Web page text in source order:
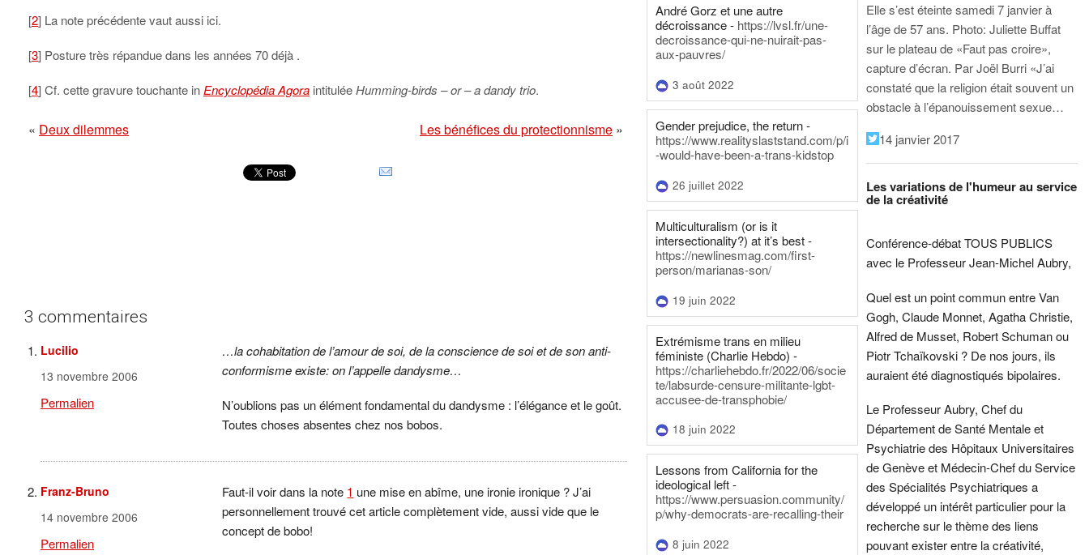
[2] La note précédente vaut aussi ici.
[3] Posture très répandue dans les années 70 déjà .
[4] Cf. cette gravure touchante in Encyclopédia Agora intituléeHumming-birds – or – a dandy trio.
« Deux dilemmes Les bénéfices du protectionnisme»
3 commentaires
Lucilio
13 novembre 2006
Permalien
…la cohabitation de l’amour de soi, de la conscience de soi et de son anti-
conformisme existe: on l’appelle dandysme…
N’oublions pas un élément fondamental du dandysme : l’élégance et le goût.
Toutes choses absentes chez nos bobos.
Franz-Bruno
14 novembre 2006
Permalien
Faut-il voir dans la note 1 une mise en abîme, une ironie ironique ? J’ai
personnellement trouvé cet article complètement vide, aussi vide que le
concept de bobo!
André Gorz et une autre
décroissance - https://lvsl.fr/une-
decroissance-qui-ne-nuirait-pas-
aux-pauvres/
3 août 2022
Gender prejudice, the return -
https://www.realityslaststand.com/p/i
-would-have-been-a-trans-kidstop
26 juillet 2022
Multiculturalism (or is it
intersectionality?) at it’s best -
https://newlinesmag.com/first-
person/marianas-son/
19 juin 2022
Extrémisme trans en milieu
féministe (Charlie Hebdo) -
https://charliehebdo.fr/2022/06/socie
te/labsurde-censure-militante-lgbt-
accusee-de-transphobie/
18 juin 2022
Lessons from California for the
ideological left -
https://www.persuasion.community/
p/why-democrats-are-recalling-their
8 juin 2022
Elle s’est éteinte samedi 7 janvier à
l’âge de 57 ans. Photo: Juliette Buffat
sur le plateau de «Faut pas croire»,
capture d’écran. Par Joël Burri «J’ai
constaté que la religion était souvent un
obstacle à l’épanouissement sexue…
14 janvier 2017
Les variations de l'humeur au service
de la créativité
Conférence-débat TOUS PUBLICS
avec le Professeur Jean-Michel Aubry,
Quel est un point commun entre Van
Gogh, Claude Monnet, Agatha Christie,
Alfred de Musset, Robert Schuman ou
Piotr Tchaïkovski ? De nos jours, ils
auraient été diagnostiqués bipolaires.
Le Professeur Aubry, Chef du
Département de Santé Mentale et
Psychiatrie des Hôpitaux Universitaires
de Genève et Médecin-Chef du Service
des Spécialités Psychiatriques a
développé un intérêt particulier pour la
recherche sur le thème des liens
pouvant exister entre la créativité,